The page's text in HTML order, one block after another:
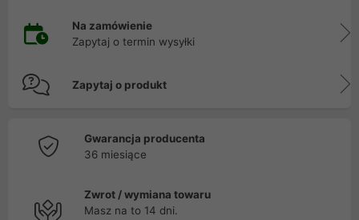
Na zamówienie
Zapytaj o termin wysyłki
Zapytaj o produkt
Gwarancja producenta
36 miesiące
Zwrot / wymiana towaru
Masz na to 14 dni.